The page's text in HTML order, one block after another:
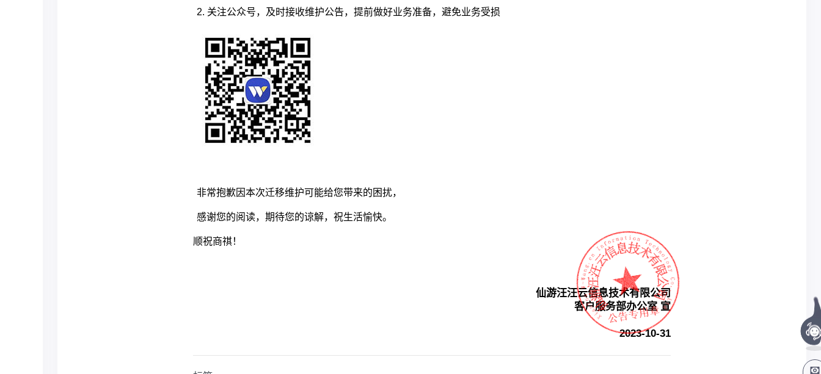
2. 关注公众号，及时接收维护公告，提前做好业务准备，避免业务受损
非常抱歉因本次迁移维护可能给您带来的困扰，
感谢您的阅读，期待您的谅解，祝生活愉快。
顺祝商祺！
仙游汪汪云信息技术有限公司
客户服务部办公室 宣
2023-10-31